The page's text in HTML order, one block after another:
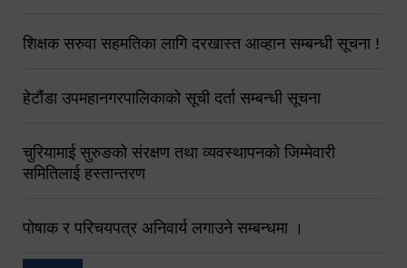
शिक्षक सरुवा सहमतिका लागि दरखास्त आव्हान सम्बन्धी सूचना !
हेटौंडा उपमहानगरपालिकाको सूची दर्ता सम्बन्धी सूचना
चुरियामाई सुरुङको संरक्षण तथा व्यवस्थापनको जिम्मेवारी
समितिलाई हस्तान्तरण
पोषाक र परिचयपत्र अनिवार्य लगाउने सम्बन्धमा ।